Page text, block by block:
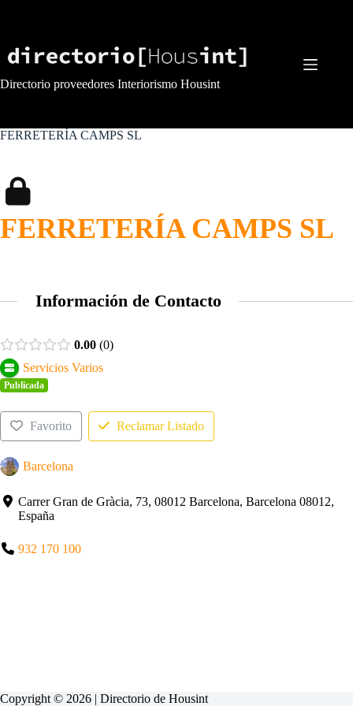
Directorio proveedores Interiorismo Housint
FERRETERÍA CAMPS SL
FERRETERÍA CAMPS SL
Información de Contacto
0.00 0
Servicios Varios
Publicada
Favorito Reclamar Listado
Barcelona
Carrer Gran de Gràcia, 73, 08012 Barcelona, Barcelona 08012,
España
932 170 100
Copyright © 2026 | Directorio de Housint